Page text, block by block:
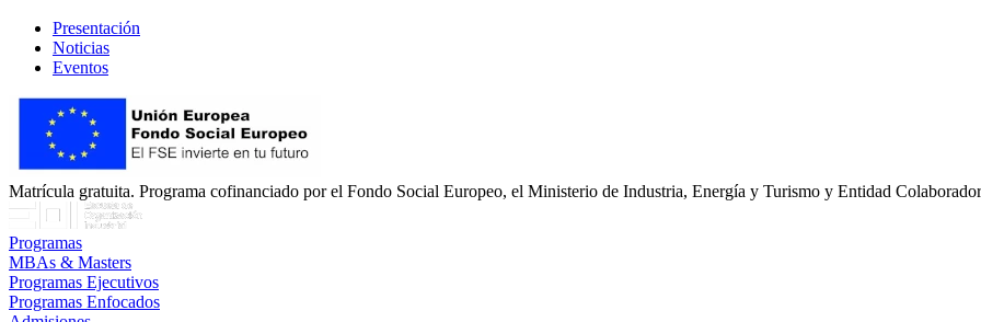
Presentación
Noticias
Eventos
Matrícula gratuita. Programa cofinanciado por el Fondo Social Europeo, el Ministerio de Industria, Energía y Turismo y Entidad
Programas
MBAs & Masters
Programas Ejecutivos
Programas Enfocados